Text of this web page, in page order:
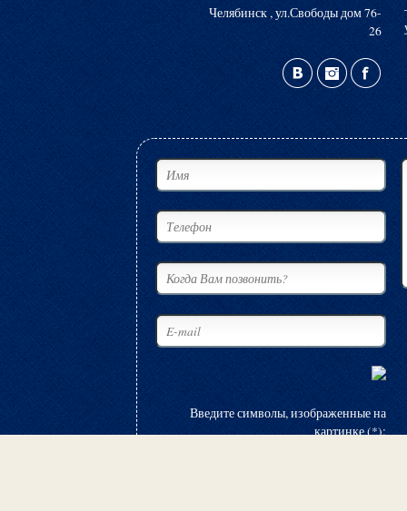
Челябинск , ул.Свободы дом 76-
26
Введите символы, изображенные на
картинке (*):